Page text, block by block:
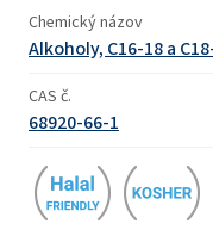
Chemický názov
Alkoholy, C16-18 a
CAS č.
68920-66-1